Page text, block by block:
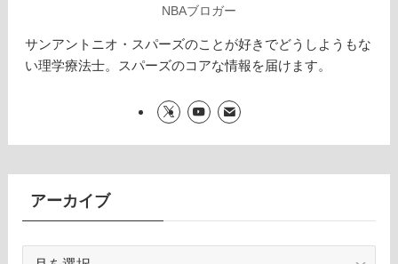
NBAブロガー
サンアントニオ・スパーズのことが好きでどうしようもな
い理学療法士。スパーズのコアな情報を届けます。
アーカイブ